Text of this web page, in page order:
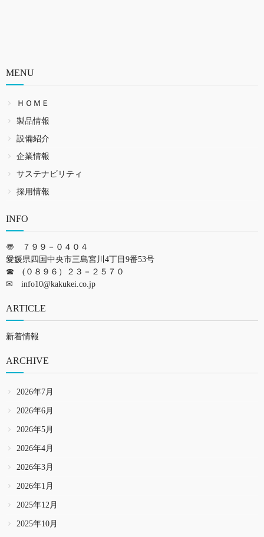
MENU
ＨＯＭＥ
製品情報
設備紹介
企業情報
サステナビリティ
採用情報
INFO
〠 ７９９－０４０４
愛媛県四国中央市三島宮川4丁目9番53号
☎ (０８９６）２３－２５７０
✉ info10@kakukei.co.jp
ARTICLE
新着情報
ARCHIVE
2026年7月
2026年6月
2026年5月
2026年4月
2026年3月
2026年1月
2025年12月
2025年10月